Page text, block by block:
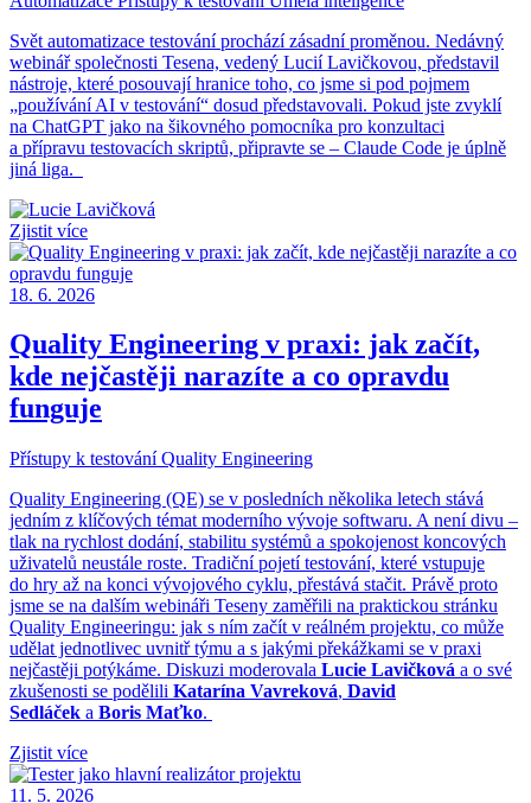
Svět automatizace testování prochází zásadní proměnou. Nedávný
webinář společnosti Tesena, vedený Lucií Lavičkovou, představil
nástroje, které posouvají hranice toho, co jsme si pod pojmem
„používání AI v testování“ dosud představovali. Pokud jste zvyklí
na ChatGPT jako na šikovného pomocníka pro konzultaci
a přípravu testovacích skriptů, připravte se – Claude Code je úplně
jiná liga.
Zjistit více
18. 6. 2026
Quality Engineering v praxi: jak začít,
kde nejčastěji narazíte a co opravdu
funguje
Přístupy k testování Quality Engineering
Quality Engineering (QE) se v posledních několika letech stává
jedním z klíčových témat moderního vývoje softwaru. A není divu –
tlak na rychlost dodání, stabilitu systémů a spokojenost koncových
uživatelů neustále roste. Tradiční pojetí testování, které vstupuje
do hry až na konci vývojového cyklu, přestává stačit. Právě proto
jsme se na dalším webináři Teseny zaměřili na praktickou stránku
Quality Engineeringu: jak s ním začít v reálném projektu, co může
udělat jednotlivec uvnitř týmu a s jakými překážkami se v praxi
nejčastěji potýkáme. Diskuzi moderovala Lucie Lavičková a o své
zkušenosti se podělili Katarína Vavreková, David
Sedláček a Boris Maťko.
Zjistit více
11. 5. 2026